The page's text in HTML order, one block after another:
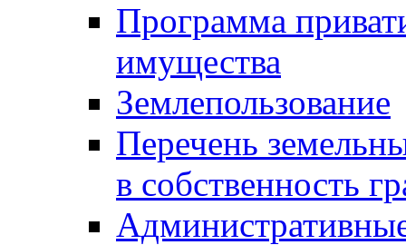
Программа
имущества
Землепользование
Перечень
в собственность